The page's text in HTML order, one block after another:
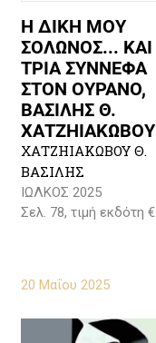
Η ΔΙΚΗ ΜΟΥ
ΣΟΛΩΝΟΣ... ΚΑΙ
ΤΡΙΑ ΣΥΝΝΕΦΑ
ΣΤΟΝ ΟΥΡΑΝΟ,
ΒΑΣΙΛΗΣ Θ.
ΧΑΤΖΗΙΑΚΩΒΟΥ
ΧΑΤΖΗΙΑΚΩΒΟΥ Θ.
ΒΑΣΙΛΗΣ
ΙΩΛΚΟΣ 2025
Σελ. 78, τιμή εκδότη
20 Μαΐου 2025